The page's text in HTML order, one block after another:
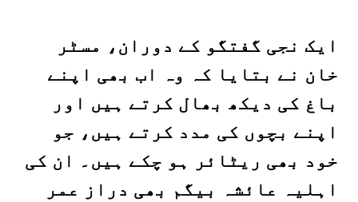
ایک نجی گفتگو کے دوران، مسٹر
خان نے بتایا کہ وہ اب بھی اپنے
باغ کی دیکھ بھال کرتے ہیں اور
اپنے بچوں کی مدد کرتے ہیں، جو
خود بھی ریٹائر ہو چکے ہیں۔ ان کی
اہلیہ عائشہ بیگم بھی دراز عمر